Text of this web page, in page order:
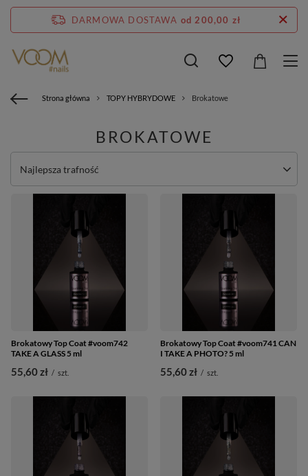
DARMOWA DOSTAWA od 200,00 zł
Strona główna TOPY HYBRYDOWE Brokatowe
BROKATOWE
Zmień sortowanie
Najlepsza trafność
Brokatowy Top Coat #voom742
TAKE A GLASS 5 ml
55,60 zł / szt.
Brokatowy Top Coat #voom741 CAN
I TAKE A PHOTO? 5 ml
55,60 zł / szt.